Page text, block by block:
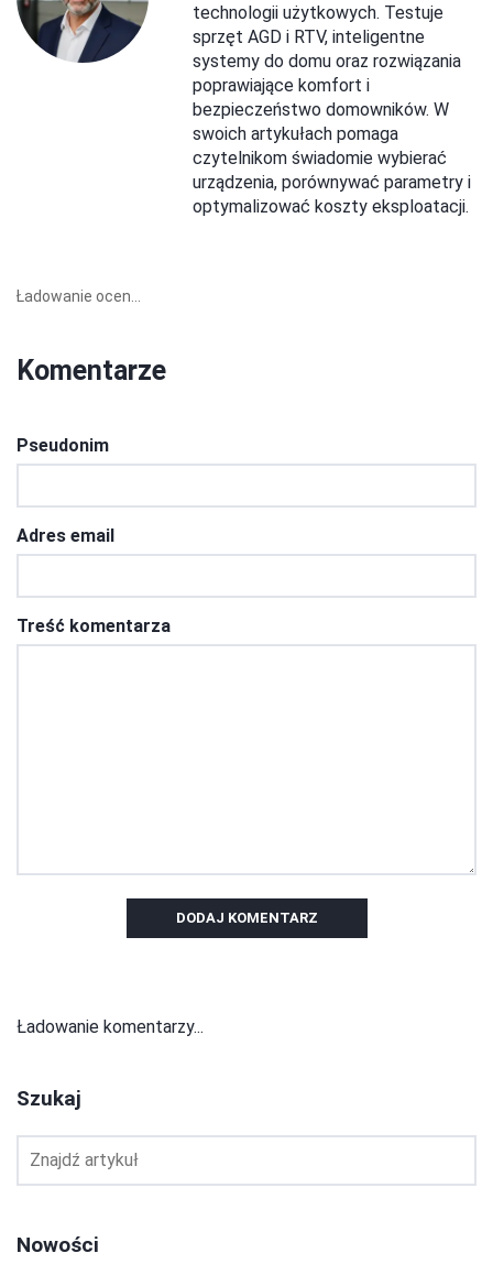
technologii użytkowych. Testuje
sprzęt AGD i RTV, inteligentne
systemy do domu oraz rozwiązania
poprawiające komfort i
bezpieczeństwo domowników. W
swoich artykułach pomaga
czytelnikom świadomie wybierać
urządzenia, porównywać parametry i
optymalizować koszty eksploatacji.
Ładowanie ocen...
Komentarze
Pseudonim
Adres email
Treść komentarza
DODAJ KOMENTARZ
Ładowanie komentarzy...
Szukaj
Nowości